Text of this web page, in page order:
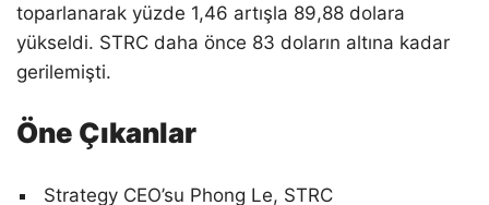
toparlanarak yüzde 1,46 artışla 89,88 dolara
yükseldi. STRC daha önce 83 doların altına kadar
gerilemişti.
Öne Çıkanlar
Strategy CEO’su Phong Le, STRC